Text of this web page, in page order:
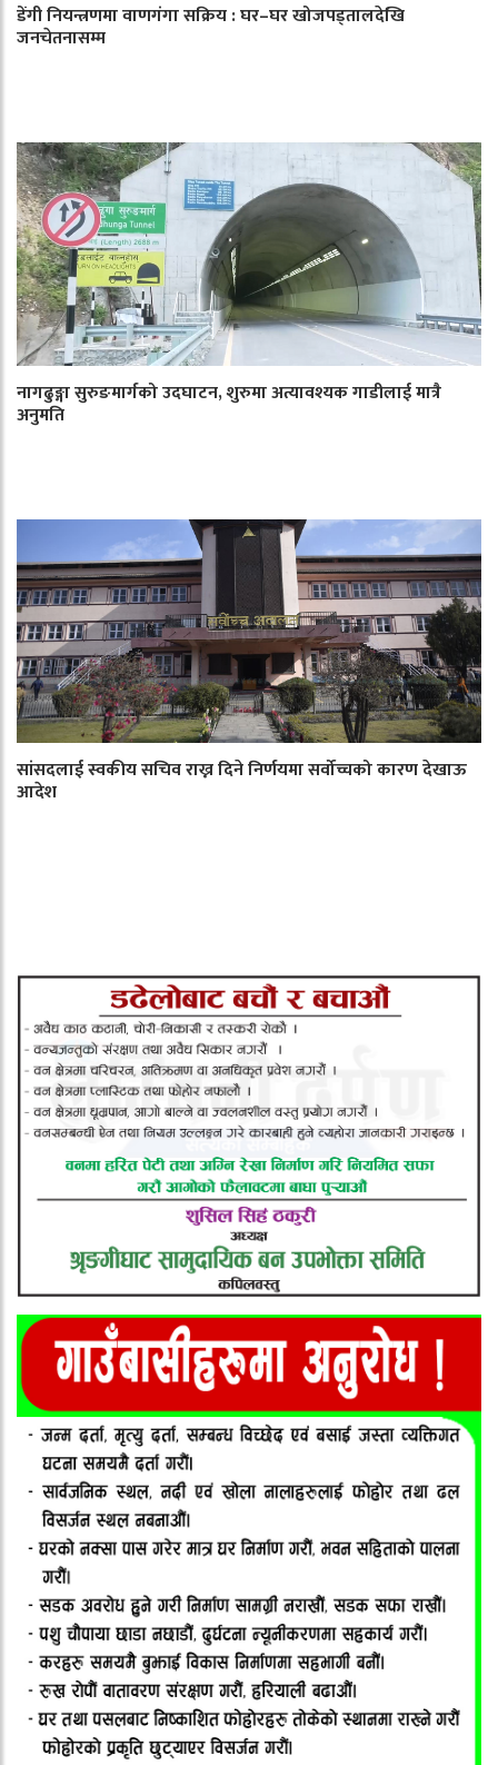
डेंगी नियन्त्रणमा वाणगंगा सक्रिय : घर–घर खोजपड्तालदेखि
जनचेतनासम्म
नागढुङ्गा सुरुङमार्गको उदघाटन, शुरुमा अत्यावश्यक गाडीलाई मात्रै
अनुमति
सांसदलाई स्वकीय सचिव राख्न दिने निर्णयमा सर्वोच्चको कारण देखाऊ
आदेश